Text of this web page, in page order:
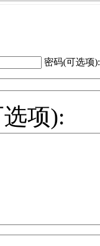
密码(可选项):
项):